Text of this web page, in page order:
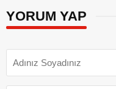
YORUM YAP